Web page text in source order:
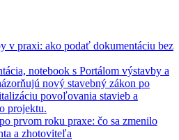
v praxi: ako podať dokumentáciu bez
prvom roku praxe: čo sa zmenilo
a zhotoviteľa